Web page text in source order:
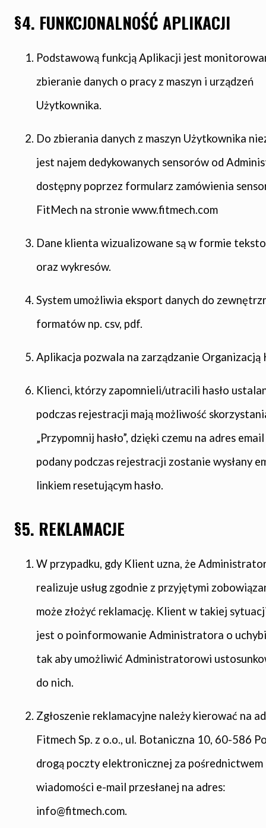
§4. FUNKCJONALNOŚĆ APLIKACJI
Podstawową funkcją Aplikacji jest
zbieranie danych o pracy z maszyn i urządzeń
Użytkownika.
Do zbierania danych z maszyn Użytkownika
jest najem dedykowanych sensorów od
dostępny poprzez formularz zamówienia
FitMech na stronie www.fitmech.com
Dane klienta wizualizowane są w formie
oraz wykresów.
System umożliwia eksport danych do
formatów np. csv, pdf.
Aplikacja pozwala na zarządzanie Organizacją
Klienci, którzy zapomnieli/utracili hasło
podczas rejestracji mają możliwość
„Przypomnij hasło”, dzięki czemu na adres
podany podczas rejestracji zostanie wysłany
linkiem resetującym hasło.
§5. REKLAMACJE
W przypadku, gdy Klient uzna, że
realizuje usług zgodnie z przyjętymi
może złożyć reklamację. Klient w takiej
jest o poinformowanie Administratora o
tak aby umożliwić Administratorowi
do nich.
Zgłoszenie reklamacyjne należy kierować na
Fitmech Sp. z o.o., ul. Botaniczna 10, 60-586
drogą poczty elektronicznej za pośrednictwem
wiadomości e-mail przesłanej na adres:
info@fitmech.com.